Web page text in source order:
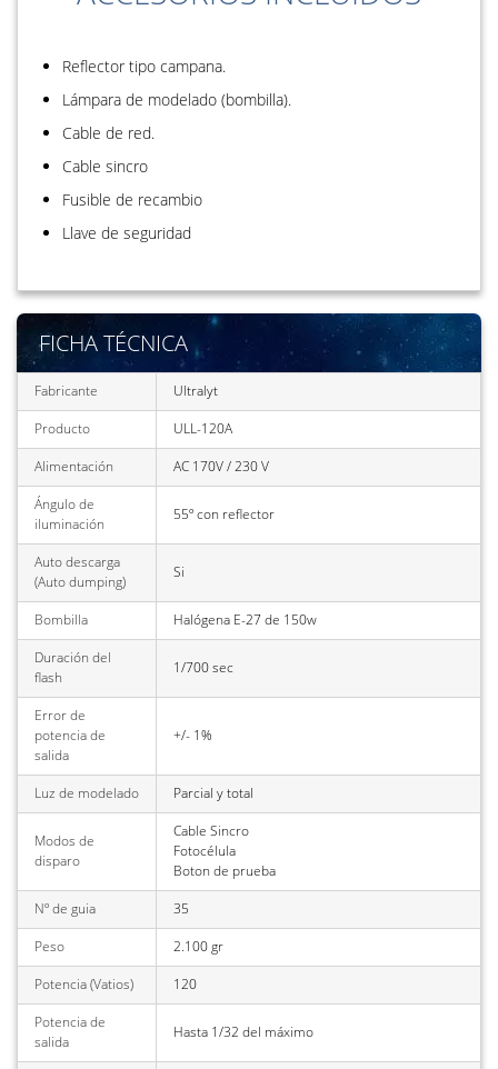
Reflector tipo campana.
Lámpara de modelado (bombilla).
Cable de red.
Cable sincro
Fusible de recambio
Llave de seguridad
FICHA TÉCNICA
Fabricante
Ultralyt
Producto
ULL-120A
Alimentación
AC 170V / 230 V
Ángulo de
iluminación
55º con reflector
Auto descarga
(Auto dumping)
Si
Bombilla
Halógena E-27 de 150w
Duración del
flash
1/700 sec
Error de
potencia de
salida
+/- 1%
Luz de modelado Parcial y total
Modos de
disparo
Cable Sincro
Fotocélula
Boton de prueba
Nº de guia
35
Peso
2.100 gr
Potencia (Vatios)
120
Potencia de
salida
Hasta 1/32 del máximo